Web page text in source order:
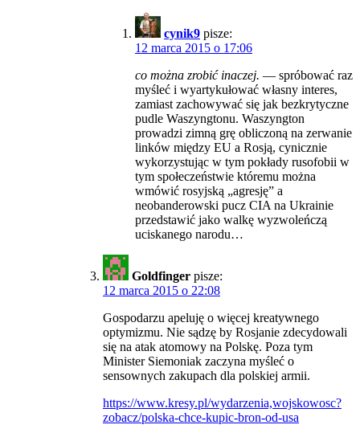
cynik9 pisze:
12 marca 2015 o 17:06
co można zrobić inaczej. — spróbować raz
myśleć i wyartykułować własny interes,
zamiast zachowywać się jak bezkrytyczne
pudle Waszyngtonu. Waszyngton
prowadzi zimną grę obliczoną na zerwanie
linków między EU a Rosją, cynicznie
wykorzystując w tym pokłady rusofobii w
tym społeczeństwie któremu można
wmówić rosyjską „agresję” a
neobanderowski pucz CIA na Ukrainie
przedstawić jako walkę wyzwoleńczą
uciskanego narodu…
Goldfinger pisze:
12 marca 2015 o 22:08
Gospodarzu apeluję o więcej kreatywnego
optymizmu. Nie sądzę by Rosjanie zdecydowali
się na atak atomowy na Polskę. Poza tym
Minister Siemoniak zaczyna myśleć o
sensownych zakupach dla polskiej armii.
https://www.kresy.pl/wydarzenia,wojskowosc?
zobacz/polska-chce-kupic-bron-od-usa